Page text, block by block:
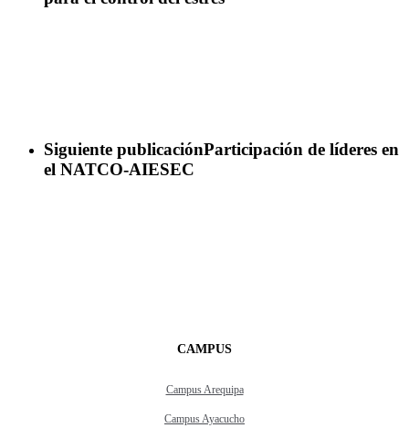
Siguiente publicaciónParticipación de líderes en
el NATCO-AIESEC
CAMPUS
Campus Arequipa
Campus Ayacucho